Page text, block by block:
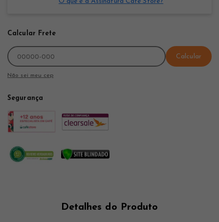
Calcular Frete
Calcular
Não sei meu cep
Segurança
Detalhes do Produto